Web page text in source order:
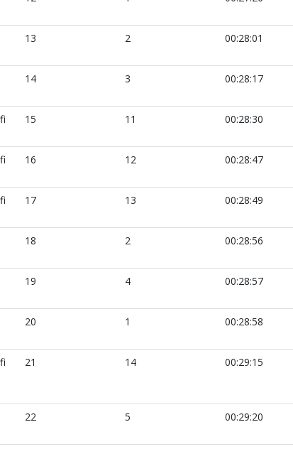
13 2 00:28:01
14 3 00:28:17
15 11 00:28:30
16 12 00:28:47
17 13 00:28:49
18 2 00:28:56
19 4 00:28:57
20 1 00:28:58
21 14 00:29:15
22 5 00:29:20